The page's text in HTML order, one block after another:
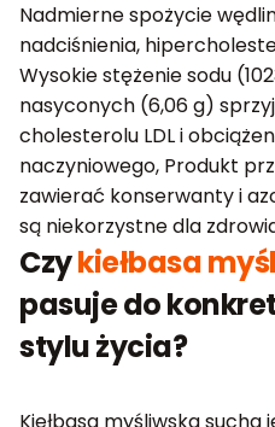
Nadmierne spożycie
nadciśnienia,
Wysokie stężenie sodu
nasyconych (6,06 g)
cholesterolu LDL i
naczyniowego, Produkt
zawierać konserwanty i
są niekorzystne dla
Czykiełbasa
pasuje do
stylu życia?